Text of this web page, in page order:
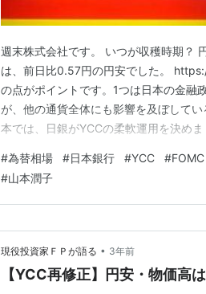
週末株式会社です。 いつが収穫時期？
は、前日比0.57円の円安でした。
の点がポイントです。1つは日本の金融
が、他の通貨全体にも影響を及ぼして
本では、日銀がYCCの柔軟運用を決め
はFOMC。今回金利を据え置きました。
うとのムー…
#為替相場 #日本銀行 #YCC #FOMC
#山本潤子
現役投資家ＦＰが語る • 3年前
【YCC再修正】円安・物価高